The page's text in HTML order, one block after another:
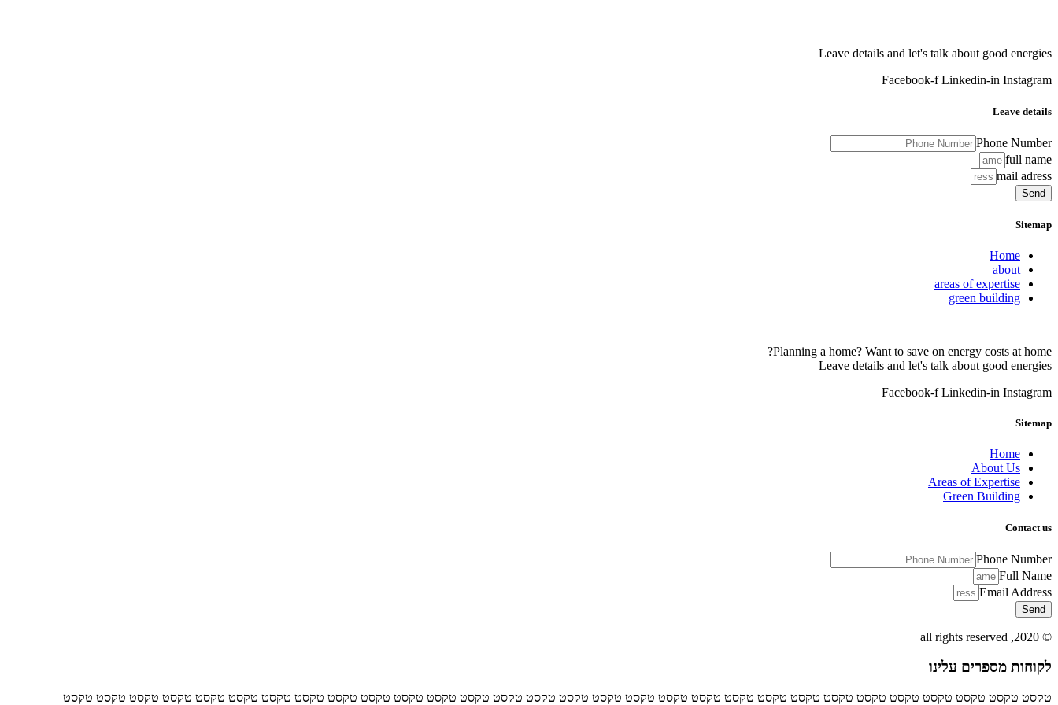
Leave details and let's talk about good energies
Facebook-f Linkedin-in Instagram
Leave details
Phone Number
full name
mail adress
Send
Sitemap
Home
about
areas of expertise
green building
Planning a home? Want to save on energy costs at home?
Leave details and let's talk about good energies
Facebook-f Linkedin-in Instagram
Sitemap
Home
About Us
Areas of Expertise
Green Building
Contact us
Phone Number
Full Name
Email Address
Send
© 2020, all rights reserved
לקוחות מספרים עלינו
טקסט טקסט טקסט טקסט טקסט טקסט טקסט טקסט טקסט טקסט טקסט טקסט טקסט טקסט טקסט טקסט טקסט טקסט טקסט טקסט טקסט טקסט טקסט טקסט טקסט טקסט טקסט טקסט טקסט טקסט